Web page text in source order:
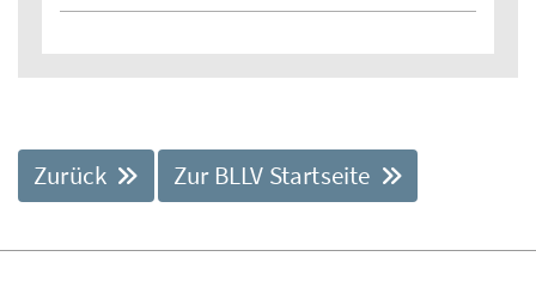
Zurück Zur BLLV Startseite